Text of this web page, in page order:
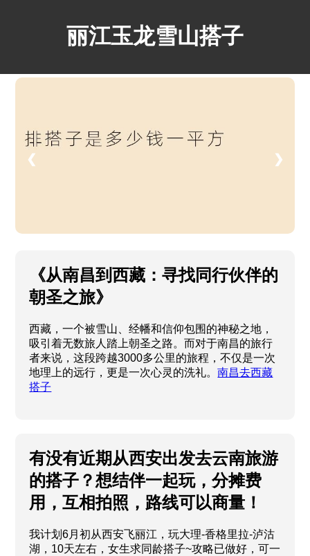
丽江玉龙雪山搭子
❮ ❯
《从南昌到西藏：寻找同行伙伴的
朝圣之旅》
西藏，一个被雪山、经幡和信仰包围的神秘之地，
吸引着无数旅人踏上朝圣之路。而对于南昌的旅行
者来说，这段跨越3000多公里的旅程，不仅是一次
地理上的远行，更是一次心灵的洗礼。南昌去西藏
搭子
有没有近期从西安出发去云南旅游
的搭子？想结伴一起玩，分摊费
用，互相拍照，路线可以商量！
我计划6月初从西安飞丽江，玩大理-香格里拉-泸沽
湖，10天左右，女生求同龄搭子~攻略已做好，可一